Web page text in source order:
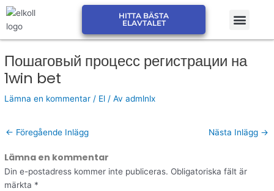
Hoppa
innehåll
HITTA BÄSTA
ELAVTALET
Meny
Пошаговый процесс регистрации на
1win bet
Lämna en kommentar / El / Av admlnlx
← Föregående Inlägg Nästa Inlägg →
Lämna en kommentar
Din e-postadress kommer inte publiceras. Obligatoriska fält är
märkta *